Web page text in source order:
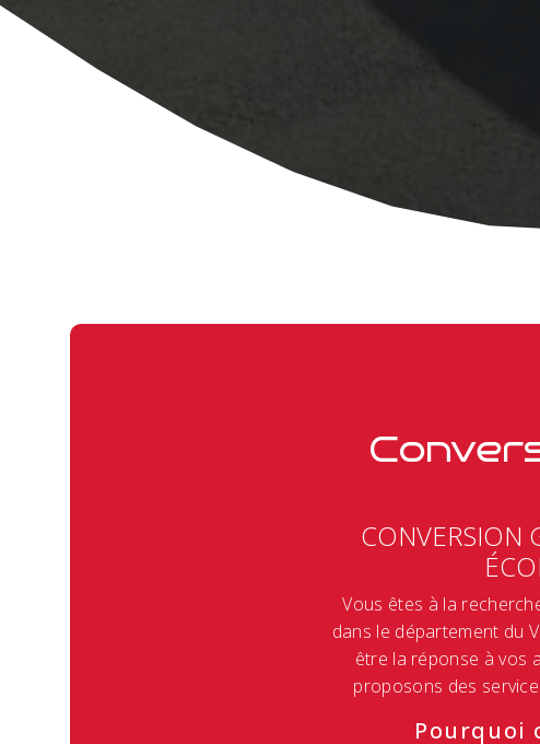
CONVERSION
Vous êtes à la
dans le département du
être la réponse à vos
proposons des
Pourquoi